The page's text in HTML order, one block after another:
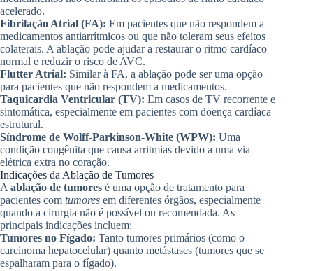
acelerado.
Fibrilação Atrial (FA): Em pacientes que não respondem a
medicamentos antiarrítmicos ou que não toleram seus efeitos
colaterais. A ablação pode ajudar a restaurar o ritmo cardíaco
normal e reduzir o risco de AVC.
Flutter Atrial: Similar à FA, a ablação pode ser uma opção
para pacientes que não respondem a medicamentos.
Taquicardia Ventricular (TV): Em casos de TV recorrente e
sintomática, especialmente em pacientes com doença cardíaca
estrutural.
Síndrome de Wolff-Parkinson-White (WPW): Uma
condição congênita que causa arritmias devido a uma via
elétrica extra no coração.
Indicações da Ablação de Tumores
A ablação de tumores é uma opção de tratamento para
pacientes com tumores em diferentes órgãos, especialmente
quando a cirurgia não é possível ou recomendada. As
principais indicações incluem:
Tumores no Fígado: Tanto tumores primários (como o
carcinoma hepatocelular) quanto metástases (tumores que se
espalharam para o fígado).